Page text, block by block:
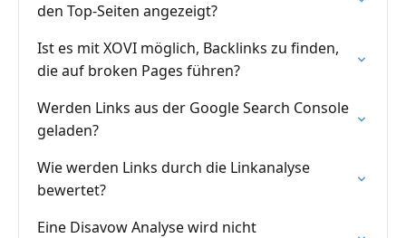
den Top-Seiten angezeigt?
Ist es mit XOVI möglich, Backlinks zu finden,
die auf broken Pages führen?
Werden Links aus der Google Search Console
geladen?
Wie werden Links durch die Linkanalyse
bewertet?
Eine Disavow Analyse wird nicht